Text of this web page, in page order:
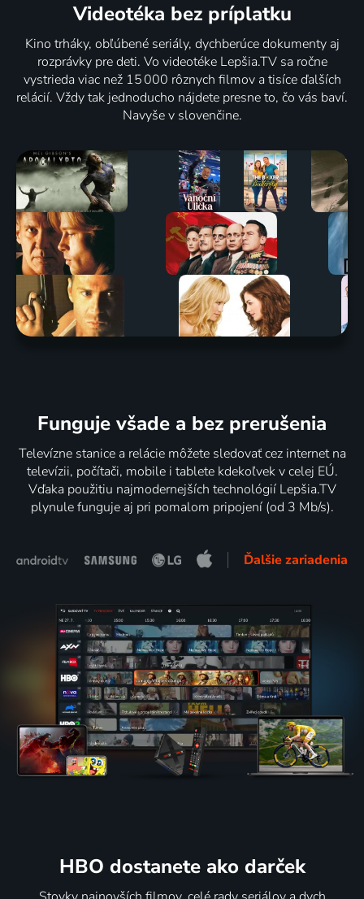
Videotéka bez príplatku
Kino trháky, obľúbené seriály, dychberúce dokumenty aj
rozprávky pre deti. Vo videotéke Lepšia.TV sa ročne
vystrieda viac než 15 000 rôznych filmov a tisíce ďalších
relácií. Vždy tak jednoducho nájdete presne to, čo vás baví.
Navyše v slovenčine.
Funguje všade a bez prerušenia
Televízne stanice a relácie môžete sledovať cez internet na
televízii, počítači, mobile i tablete kdekoľvek v celej EÚ.
Vďaka použitiu najmodernejších technológií Lepšia.TV
plynule funguje aj pri pomalom pripojení (od 3 Mb/s).
Ďalšie zariadenia
HBO dostanete ako darček